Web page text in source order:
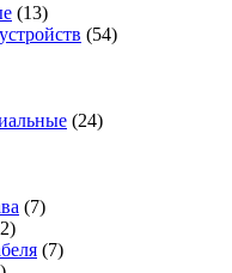
(13)
(54)
(24)
(7)
(7)